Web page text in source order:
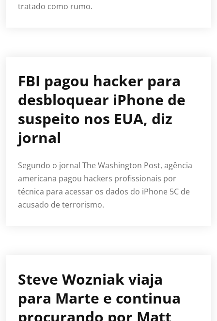
tratado como rumo.
FBI pagou hacker para
desbloquear iPhone de
suspeito nos EUA, diz
jornal
Segundo o jornal The Washington Post, agência
americana pagou hackers profissionais por
técnica para acessar os dados do iPhone 5C de
acusado de terrorismo.
Steve Wozniak viaja
para Marte e continua